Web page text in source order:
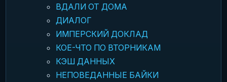
ВДАЛИ ОТ ДОМА
ДИАЛОГ
ИМПЕРСКИЙ ДОКЛАД
КОЕ-ЧТО ПО ВТОРНИКАМ
КЭШ ДАННЫХ
НЕПОВЕДАННЫЕ БАЙКИ